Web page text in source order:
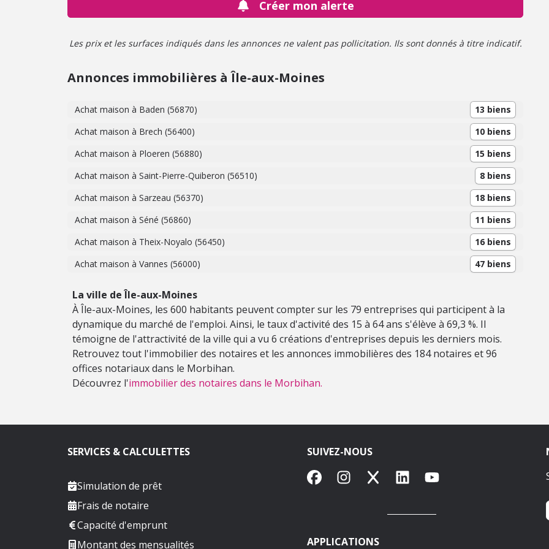
Créer mon alerte
Les prix et les surfaces indiqués dans les annonces ne valent pas pollicitation. Ils sont donnés à titre indicatif.
Annonces immobilières à Île-aux-Moines
Achat maison à Baden (56870)
13 biens
Achat maison à Brech (56400)
10 biens
Achat maison à Ploeren (56880)
15 biens
Achat maison à Saint-Pierre-Quiberon (56510)
8 biens
Achat maison à Sarzeau (56370)
18 biens
Achat maison à Séné (56860)
11 biens
Achat maison à Theix-Noyalo (56450)
16 biens
Achat maison à Vannes (56000)
47 biens
La ville de Île-aux-Moines
À Île-aux-Moines, les 600 habitants peuvent compter sur les 79 entreprises qui participent à la
dynamique du marché de l'emploi. Ainsi, le taux d'activité des 15 à 64 ans s'élève à 69,3 %. Il
témoigne de l'attractivité de la ville qui a vu 6 créations d'entreprises depuis les derniers mois.
Retrouvez tout l'immobilier des notaires et les annonces immobilières des 184 notaires et 96
offices notariaux dans le Morbihan.
Découvrez l'immobilier des notaires dans le Morbihan.
SERVICES & CALCULETTES
Simulation de prêt
Frais de notaire
Capacité d'emprunt
Montant des mensualités
SUIVEZ-NOUS
FacebookInstagram
X LinkedInYouTube
APPLICATIONS